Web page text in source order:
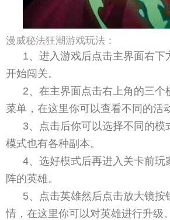
漫威秘法狂潮游戏玩法：
1、进入游戏后点击主界面右下
开始闯关。
2、在主界面点击右上角的三个
菜单，在这里你可以查看不同的活
3、点击后你可以选择不同的模
模式也有各种副本。
4、选好模式后再进入关卡前玩
阵的英雄。
5、点击英雄然后点击放大镜按
情，在这里你可以对英雄进行升级。